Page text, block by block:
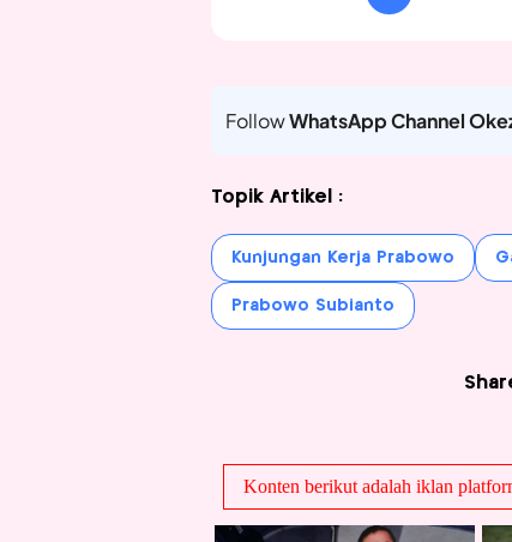
FollowWhatsApp Channel
Topik Artikel :
Kunjungan Kerja Prabowo
Prabowo Subianto